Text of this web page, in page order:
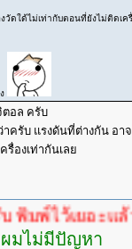
วัดใด้ไม่เท่ากับตอนที่ยังไม่ติดเ
ตอล ครับ
าครับ แรงดันที่ต่างกัน อ
รื่องเท่ากันเลย
อะแล้ว หาอ่าน
ผมไม่มีปัญหา